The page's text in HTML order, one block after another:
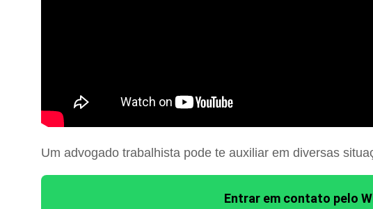
Um advogado trabalhista pode te auxiliar em diversas
Entrar em contato pelo